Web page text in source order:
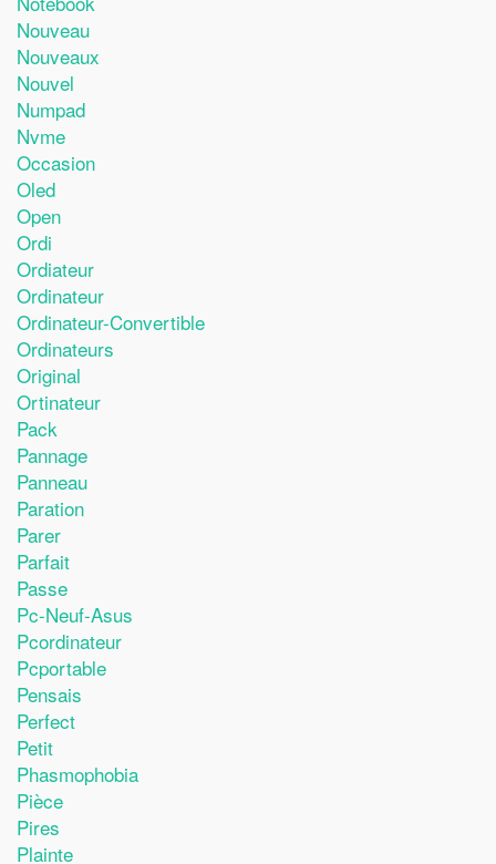
Nouveau
Nouveaux
Nouvel
Numpad
Nvme
Occasion
Oled
Open
Ordi
Ordiateur
Ordinateur
Ordinateur-Convertible
Ordinateurs
Original
Ortinateur
Pack
Pannage
Panneau
Paration
Parer
Parfait
Passe
Pc-Neuf-Asus
Pcordinateur
Pcportable
Pensais
Perfect
Petit
Phasmophobia
Pièce
Pires
Plainte